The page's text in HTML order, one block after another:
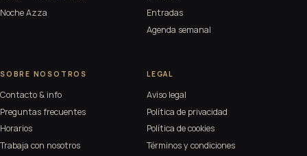
Noche Azza
Entradas
Agenda semanal
SOBRE NOSOTROS
Contacto & info
Preguntas frecuentes
Horarios
Trabaja con nosotros
LEGAL
Aviso legal
Política de privacidad
Política de cookies
Términos y condiciones